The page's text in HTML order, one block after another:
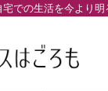
での生活を今より明